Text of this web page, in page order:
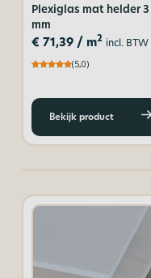
Plexiglas mat helder 3
mm
€ 71,39/ m2 incl. BTW
(5,0)
Bekijk product